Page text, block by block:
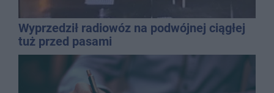
Wyprzedził radiowóz na podwójnej ciągłej
tuż przed pasami